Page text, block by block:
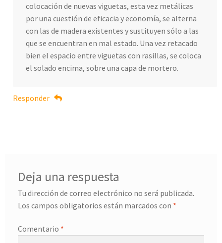
colocación de nuevas viguetas, esta vez metálicas
por una cuestión de eficacia y economía, se alterna
con las de madera existentes y sustituyen sólo a las
que se encuentran en mal estado. Una vez retacado
bien el espacio entre viguetas con rasillas, se coloca
el solado encima, sobre una capa de mortero.
Responder
Deja una respuesta
Tu dirección de correo electrónico no será publicada.
Los campos obligatorios están marcados con *
Comentario *